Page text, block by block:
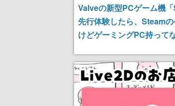
Valveの新型PCゲーム機
先行体験したら、Steam
けどゲーミングPC持って
主だった。見た目もスペ
もうこれで良くない？